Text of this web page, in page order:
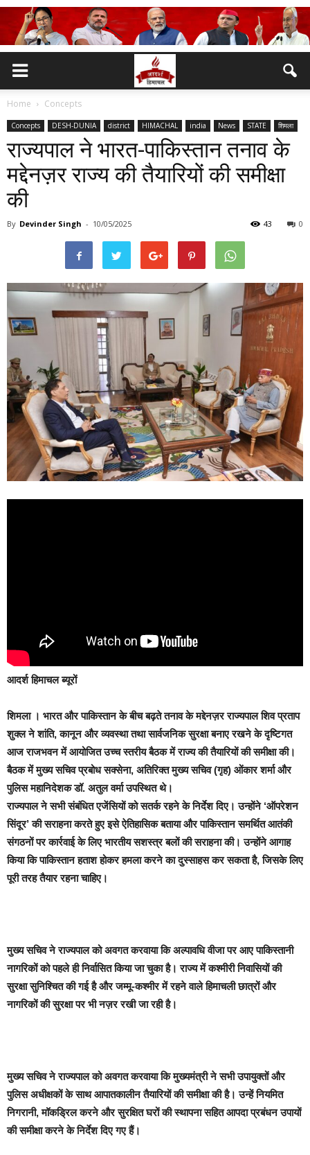
Home Concepts
Concepts DESH-DUNIA district HIMACHAL india News STATE शिमला
राज्यपाल ने भारत-पाकिस्तान तनाव के
मद्देनज़र राज्य की तैयारियों की समीक्षा
की
By Devinder Singh - 10/05/2025 0
43
आदर्श हिमाचल ब्यूरों
शिमला । भारत और पाकिस्तान के बीच बढ़ते तनाव के मद्देनज़र राज्यपाल शिव प्रताप
शुक्ल ने शांति, कानून और व्यवस्था तथा सार्वजनिक सुरक्षा बनाए रखने के दृष्टिगत
आज राजभवन में आयोजित उच्च स्तरीय बैठक में राज्य की तैयारियों की समीक्षा की।
बैठक में मुख्य सचिव प्रबोध सक्सेना, अतिरिक्त मुख्य सचिव (गृह) ओंकार शर्मा और
पुलिस महानिदेशक डॉ. अतुल वर्मा उपस्थित थे।
राज्यपाल ने सभी संबंधित एजेंसियों को सतर्क रहने के निर्देश दिए। उन्होंने ‘ऑपरेशन
सिंदूर’ की सराहना करते हुए इसे ऐतिहासिक बताया और पाकिस्तान समर्थित आतंकी
संगठनों पर कार्रवाई के लिए भारतीय सशस्त्र बलों की सराहना की। उन्होंने आगाह
किया कि पाकिस्तान हताश होकर हमला करने का दुस्साहस कर सकता है, जिसके लिए
पूरी तरह तैयार रहना चाहिए।
मुख्य सचिव ने राज्यपाल को अवगत करवाया कि अल्पावधि वीजा पर आए पाकिस्तानी
नागरिकों को पहले ही निर्वासित किया जा चुका है। राज्य में कश्मीरी निवासियों की
सुरक्षा सुनिश्चित की गई है और जम्मू-कश्मीर में रहने वाले हिमाचली छात्रों और
नागरिकों की सुरक्षा पर भी नज़र रखी जा रही है।
मुख्य सचिव ने राज्यपाल को अवगत करवाया कि मुख्यमंत्री ने सभी उपायुक्तों और
पुलिस अधीक्षकों के साथ आपातकालीन तैयारियों की समीक्षा की है। उन्हें नियमित
निगरानी, मॉकड्रिल करने और सुरक्षित घरों की स्थापना सहित आपदा प्रबंधन उपायों
की समीक्षा करने के निर्देश दिए गए हैं।